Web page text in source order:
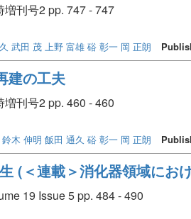
刊号2 pp. 747 - 747
武田 茂 上野 富雄 硲 彰一 岡 正朗
建の工夫
刊号2 pp. 460 - 460
鈴木 伸明 飯田 通久 硲 彰一 岡 正朗
(＜連載＞消化器領域にお
19 Issue 5 pp. 484 - 490